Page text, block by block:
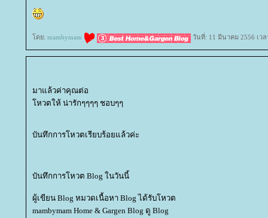
ดย: mambymam วันที่: 11 มีนาคม 2556 เวล
มาแล้วค่าคุณต่อ
หวตให้ น่ารักๆๆๆๆ ชอบๆๆ
บันทึกการโหวตเรียบร้อยแล้วค่ะ
บันทึกการโหวต Blog ในวันนี้
ผู้เขียน Blog หมวดเนื้อหา Blog ได้รับโหวต
mambymam Home & Gargen Blog ดู Blog